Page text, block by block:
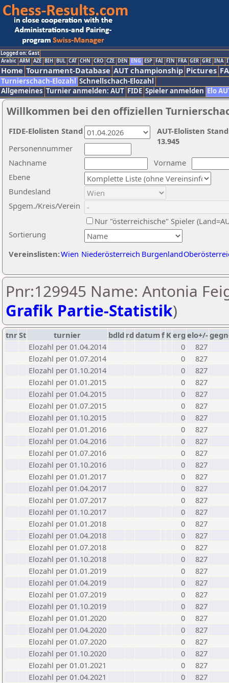
Logged on: Gast
Arabic ARM AZE BIH BUL CAT CHN CRO CZE DEN ENG ESP FAI FIN FRA GER GRE INA
Home Tournament-Database AUT championship Pictures
Turnierschach-Elozahl Schnellschach-Elozahl
Allgemeines Turnier anmelden: AUT FIDE Spieler anmelden Elo
Willkommen bei den offiziellen
Nachname
Vorname
Ebene
Sortierung
Personennummer
Bundesland
Spgem./Kreis/Verein
Nur "österreichische" Spieler
Vereinslisten:Wien Niederösterreich Burgenland
AUT-Elolisten
13.945
FIDE-Elolisten Stand
Pnr:129945 Name: Antonia
Grafik Partie-Statistik)
tnrSt turnier bdld rd datumf Kerg elo+/-
Elozahl per 01.04.2014
0
827
Elozahl per 01.07.2014
0
827
Elozahl per 01.10.2014
0
827
Elozahl per 01.01.2015
0
827
Elozahl per 01.04.2015
0
827
Elozahl per 01.07.2015
0
827
Elozahl per 01.10.2015
0
827
Elozahl per 01.01.2016
0
827
Elozahl per 01.04.2016
0
827
Elozahl per 01.07.2016
0
827
Elozahl per 01.10.2016
0
827
Elozahl per 01.01.2017
0
827
Elozahl per 01.04.2017
0
827
Elozahl per 01.07.2017
0
827
Elozahl per 01.10.2017
0
827
Elozahl per 01.01.2018
0
827
Elozahl per 01.04.2018
0
827
Elozahl per 01.07.2018
0
827
Elozahl per 01.10.2018
0
827
Elozahl per 01.01.2019
0
827
Elozahl per 01.04.2019
0
827
Elozahl per 01.07.2019
0
827
Elozahl per 01.10.2019
0
827
Elozahl per 01.01.2020
0
827
Elozahl per 01.04.2020
0
827
Elozahl per 01.07.2020
0
827
Elozahl per 01.10.2020
0
827
Elozahl per 01.01.2021
0
827
Elozahl per 01.04.2021
0
827